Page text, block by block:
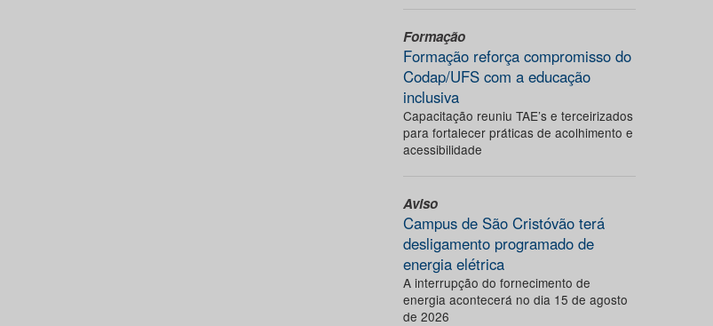
Formação
Formação reforça compromisso do
Codap/UFS com a educação
inclusiva
Capacitação reuniu TAE’s e terceirizados
para fortalecer práticas de acolhimento e
acessibilidade
Aviso
Campus de São Cristóvão terá
desligamento programado de
energia elétrica
A interrupção do fornecimento de
energia acontecerá no dia 15 de agosto
de 2026